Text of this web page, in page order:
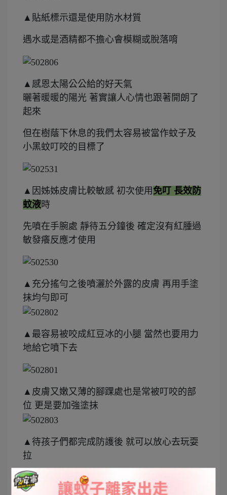
▲貼紙標示還是使用防水材質
遇水或是酒精都不擔心會模糊或脫落唷
▲感恩太陽公公給的好天氣
曬著暖暖的陽光 著實讓人心情也跟著開朗了
起來
但在樹蔭下休息的我們太容易被當作蚊子及
小黑蚊叮咬的目標了
▲因姊姊皮膚比較敏感 初次使用免叮 長效防
蚊液時
先噴在手腕處 靜待五分鐘後 確定沒有紅腫過
敏發癢反應才使用
▲充分搖勻之後噴灑於外露的皮膚 再用手塗
抹均勻即可
▲最容易被咬成紅豆冰的小腿 當然也要用力
地給它噴下去
▲皮膚又嫩又薄的腳踝處也是常被叮咬的部
位 更是要加強塗抹
▲待孩子們都完成防護後 就可以放心去玩耍
拉
但記得提醒孩子們 大熱天汗流浹背要補充水
分